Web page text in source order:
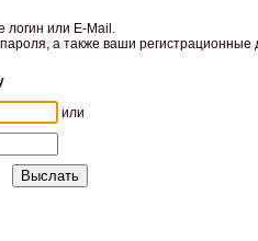
логин или E-Mail.
а также ваши
или